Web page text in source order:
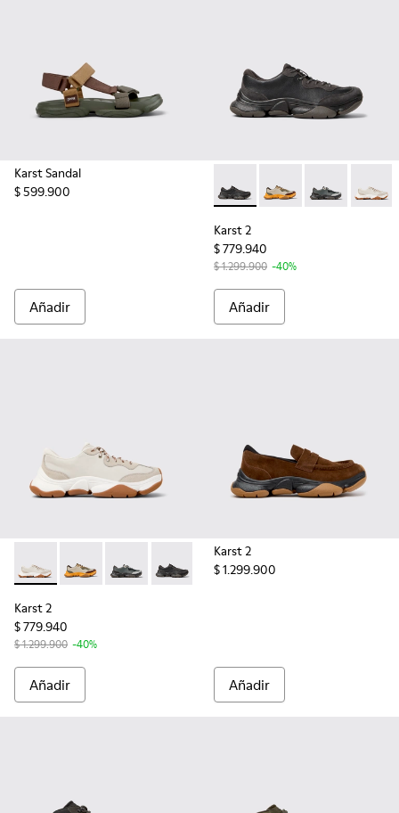
Karst Sandal
$ 599.900
Añadir
Karst 2 - K101068-001 -
Karst 2 - K101068-012
Karst 2 -Karst
Karst 2
$ 779.940
$ 1.299.900 -40%
Añadir
Karst 2 - K101068-002 - Sneakers multicolores de piel y
Karst 2 - K101068-012
Karst 2 - K101068-005
Karst 2 - K101068-001 - Sneakers
Karst 2
$ 779.940
$ 1.299.900 -40%
Añadir
Karst 2
$ 1.299.900
Añadir